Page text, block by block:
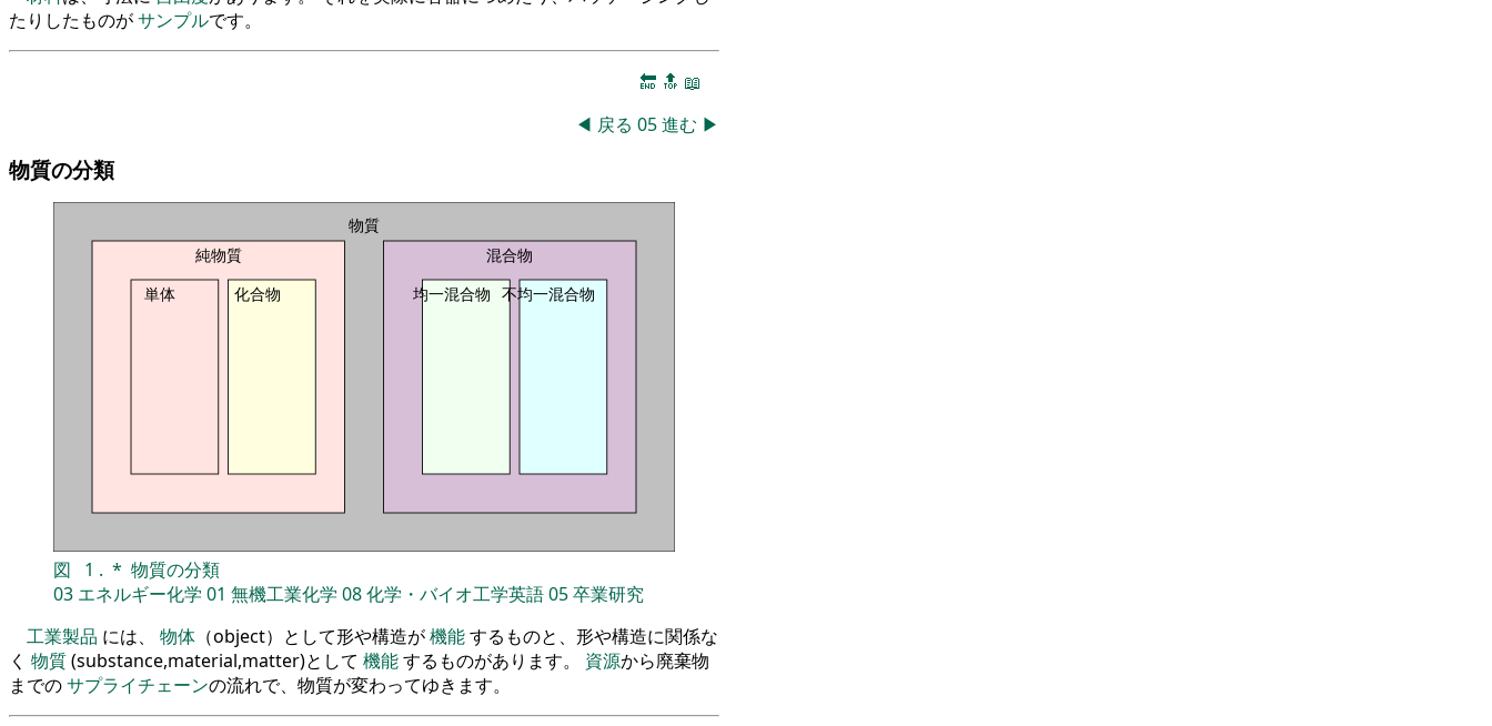
たりしたものがサンプルです。
🔚 🔝 📖
◀ 戻る 05進む ▶
物質の分類
物質
純物質
単体
化合物
混合物
均一混合物 不均一混合物
図 1 . * 物質の分類
03 エネルギー化学 01 無機工業化学 08化学・バイオ工学英語05卒業研究
工業製品 には、 物体 （object）として形や構造が機能するものと、形や構造に関係な
く 物質(substance,material,matter)として 機能するものがあります。 資源から廃棄物
までのサプライチェーンの流れで、物質が変わってゆきます。